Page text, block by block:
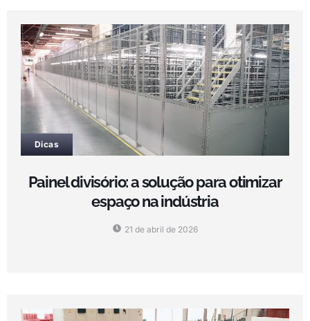
Dicas
Painel divisório: a solução para otimizar
espaço na indústria
21 de abril de 2026